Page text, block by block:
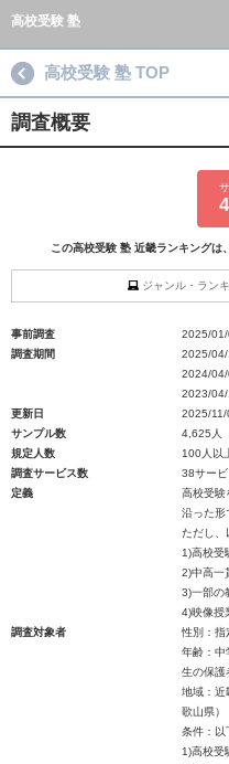
高校受験 塾
高校受験 塾 TOP
調査概要
この高校受験 塾 近畿ランキングは
ジャンル・ラン
事前調査
2025/
調査期間
2025/
2024/
2023/
更新日
2025/11/
サンプル数
4,625人
規定人数
100人以
調査サービス数
38サービ
定義
高校受験
沿った形
ただし、
1)高校受
2)中高一
3)一部の
4)映像授
調査対象者
性別：指
年齢：中
生の保護
地域：近
歌山県）
条件：以
1)高校受